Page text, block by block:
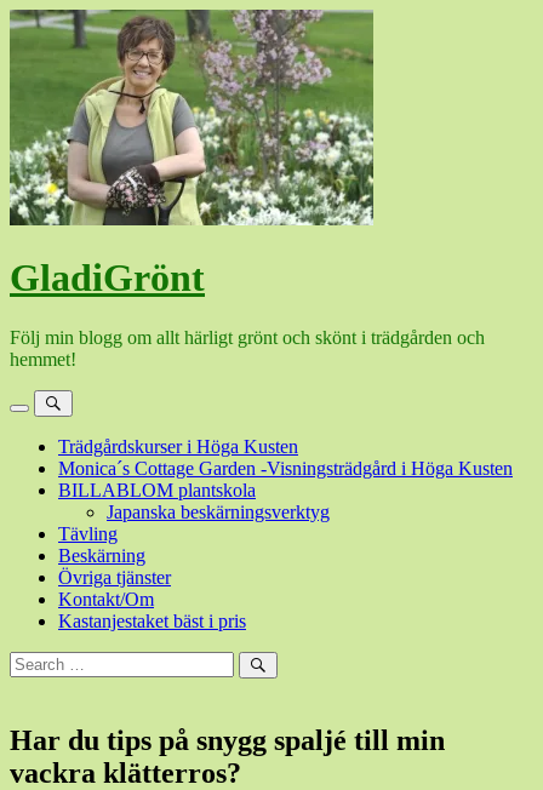
Hoppa
GladiGrönt
Följ min blogg om allt härligt grönt och skönt i trädgården och
hemmet!
MenySök
Trädgårdskurser i Höga Kusten
Monica´s Cottage Garden -Visningsträdgård i Höga Kusten
BILLABLOM plantskola
Japanska beskärningsverktyg
Tävling
Beskärning
Övriga tjänster
Kontakt/Om
Kastanjestaket bäst i pris
Sök
efter:
Sök
Har du tips på snygg spaljé till min
vackra klätterros?